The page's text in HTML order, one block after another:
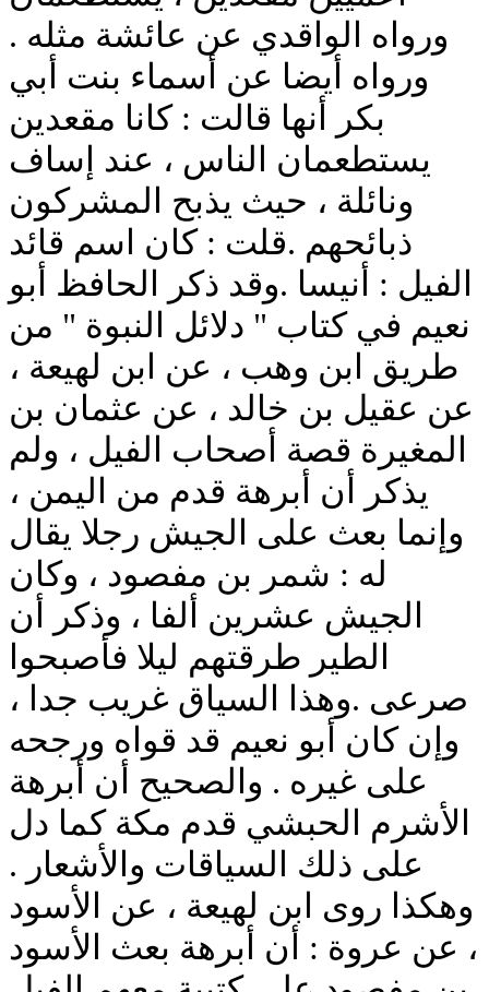
ورواه الواقدي عن عائشة مثله .
ورواه أيضا عن أسماء بنت أبي
بكر أنها قالت : كانا مقعدين
يستطعمان الناس ، عند إساف
ونائلة ، حيث يذبح المشركون
ذبائحهم .قلت : كان اسم قائد
الفيل : أنيسا .وقد ذكر الحافظ أبو
نعيم في كتاب " دلائل النبوة " من
طريق ابن وهب ، عن ابن لهيعة ،
عن عقيل بن خالد ، عن عثمان بن
المغيرة قصة أصحاب الفيل ، ولم
يذكر أن أبرهة قدم من اليمن ،
وإنما بعث على الجيش رجلا يقال
له : شمر بن مفصود ، وكان
الجيش عشرين ألفا ، وذكر أن
الطير طرقتهم ليلا فأصبحوا
صرعى .وهذا السياق غريب جدا ،
وإن كان أبو نعيم قد قواه ورجحه
على غيره . والصحيح أن أبرهة
الأشرم الحبشي قدم مكة كما دل
على ذلك السياقات والأشعار .
وهكذا روى ابن لهيعة ، عن الأسود
، عن عروة : أن أبرهة بعث الأسود